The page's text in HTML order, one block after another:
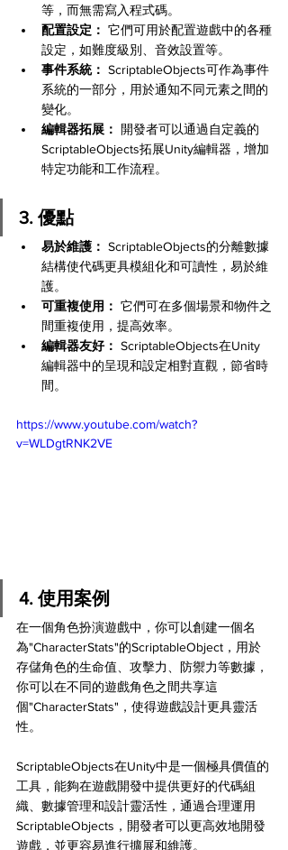
等，而無需寫入程式碼。
配置設定： 它們可用於配置遊戲中的各種
設定，如難度級別、音效設置等。
事件系統： ScriptableObjects可作為事件
系統的一部分，用於通知不同元素之間的
變化。
編輯器拓展：
開發者可以通過自定義的
ScriptableObjects拓展Unity編輯器，增加
特定功能和工作流程。
3. 優點
易於維護： ScriptableObjects的分離數據
結構使代碼更具模組化和可讀性，易於維
護。
可重複使用： 它們可在多個場景和物件之
間重複使用，提高效率。
編輯器友好： ScriptableObjects在Unity
編輯器中的呈現和設定相對直觀，節省時
間。
https://www.youtube.com/watch?
v=WLDgtRNK2VE
4. 使用案例
在一個角色扮演遊戲中，你可以創建一個名
為"CharacterStats"的ScriptableObject，用於
存儲角色的生命值、攻擊力、防禦力等數據，
你可以在不同的遊戲角色之間共享這
個"CharacterStats"，使得遊戲設計更具靈活
性。
ScriptableObjects在Unity中是一個極具價值的
工具，能夠在遊戲開發中提供更好的代碼組
織、數據管理和設計靈活性，通過合理運用
ScriptableObjects，開發者可以更高效地開發
遊戲，並更容易進行擴展和維護。